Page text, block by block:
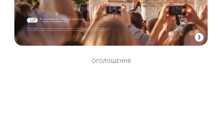
3
ОГОЛОШЕННЯ